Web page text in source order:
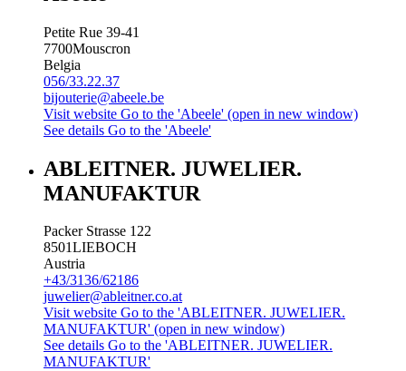
Petite Rue 39-41
7700Mouscron
Belgia
056/33.22.37
bijouterie@abeele.be
Visit website Go to the 'Abeele' (open in new window)
See details Go to the 'Abeele'
ABLEITNER. JUWELIER.
MANUFAKTUR
Packer Strasse 122
8501LIEBOCH
Austria
+43/3136/62186
juwelier@ableitner.co.at
Visit website Go to the 'ABLEITNER. JUWELIER.
MANUFAKTUR' (open in new window)
See details Go to the 'ABLEITNER. JUWELIER.
MANUFAKTUR'